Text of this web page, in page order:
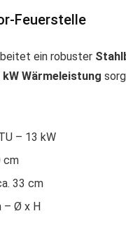
Feuerstelle
ein robuster
kW Wärmeleistung
– 13 kW
cm
33 cm
– Ø x H